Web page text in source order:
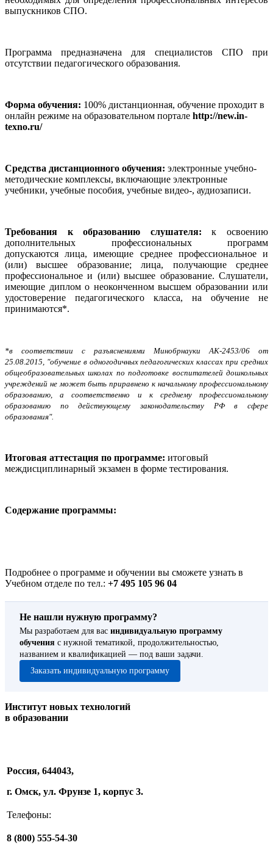
выпускников СПО.
Программа предназначена для специалистов СПО при
отсутствии педагогического образования.
Форма обучения: 100% дистанционная, обучение проходит в
онлайн режиме на образовательном портале http://new.in-
texno.ru/
Средства дистанционного обучения: электронные учебно-
методические комплексы, включающие электронные
учебники, учебные пособия, учебные видео-, аудиозаписи.
Требования к образованию слушателя:к освоению
дополнительных профессиональных программ
допускаются
лица, имеющие среднее профессиональное и
(или) высшее образование; лица, получающие среднее
профессиональное и (или) высшее образование. Слушатели,
имеющие диплом о неоконченном высшем образовании или
удостоверение педагогического класса, на обучение не
принимаются*.
*в соответствии с разъяснениями Минобрнауки АК-2453/06 от
25.08.2015, "обучение в одногодичных педагогических классах при средних
общеобразовательных школах по подготовке воспитателей дошкольных
учреждений не может быть приравнено к начальному профессиональному
образованию, а соответственно и к среднему профессиональному
образованию по действующему законодательству РФ в сфере
образования".
Итоговая аттестация по программе: итоговый
междисциплинарный экзамен в форме тестирования.
Содержание программы:
Подробнее о программе и обучении вы сможете узнать в
Учебном отделе по тел.: +7 495 105 96 04
Не нашли нужную программу?
Мы разработаем для вас индивидуальную программу
обучения с нужной тематикой, продолжительностью,
названием и квалификацией — под ваши задачи.
Заказать индивидуальную программу
Институт новых технологий
в образовании
Россия, 644043,
г. Омск, ул. Фрунзе 1, корпус 3.
Телефоны:
8 (800) 555-54-30